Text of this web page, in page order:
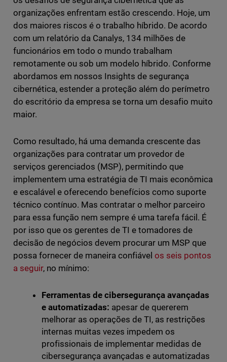
organizações enfrentam estão crescendo. Hoje, um
dos maiores riscos é o trabalho híbrido. De acordo
com um relatório da Canalys, 134 milhões de
funcionários em todo o mundo trabalham
remotamente ou sob um modelo híbrido. Conforme
abordamos em nossos Insights de segurança
cibernética, estender a proteção além do perímetro
do escritório da empresa se torna um desafio muito
maior.
Como resultado, há uma demanda crescente das
organizações para contratar um provedor de
serviços gerenciados (MSP), permitindo que
implementem uma estratégia de TI mais econômica
e escalável e oferecendo benefícios como suporte
técnico contínuo. Mas contratar o melhor parceiro
para essa função nem sempre é uma tarefa fácil. É
por isso que os gerentes de TI e tomadores de
decisão de negócios devem procurar um MSP que
possa fornecer de maneira confiávelos seis pontos
a seguir, no mínimo:
Ferramentas de cibersegurança avançadas
e automatizadas: apesar de quererem
melhorar as operações de TI, as restrições
internas muitas vezes impedem os
profissionais de implementar medidas de
cibersegurança avançadas e automatizadas